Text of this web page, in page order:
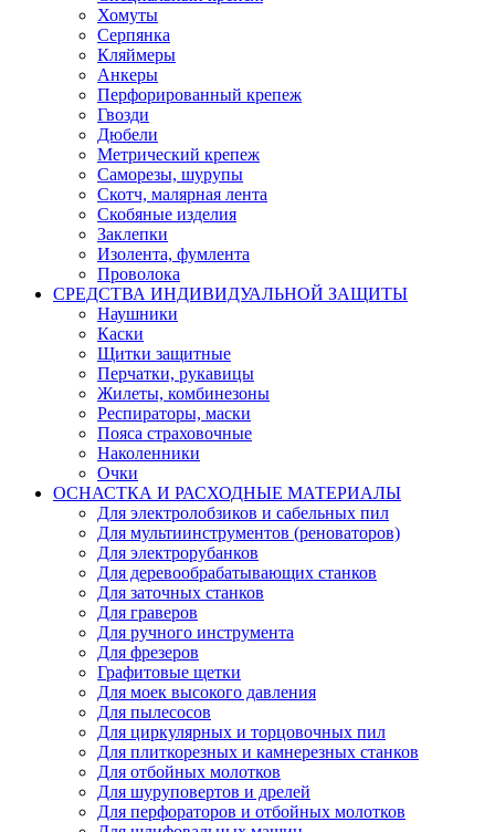
Хомуты
Серпянка
Кляймеры
Анкеры
Перфорированный крепеж
Гвозди
Дюбели
Метрический крепеж
Саморезы, шурупы
Скотч, малярная лента
Скобяные изделия
Заклепки
Изолента, фумлента
Проволока
СРЕДСТВА ИНДИВИДУАЛЬНОЙ ЗАЩИТЫ
Наушники
Каски
Щитки защитные
Перчатки, рукавицы
Жилеты, комбинезоны
Респираторы, маски
Пояса страховочные
Наколенники
Очки
ОСНАСТКА И РАСХОДНЫЕ МАТЕРИАЛЫ
Для электролобзиков и сабельных пил
Для мультиинструментов (реноваторов)
Для электрорубанков
Для деревообрабатывающих станков
Для заточных станков
Для граверов
Для ручного инструмента
Для фрезеров
Графитовые щетки
Для моек высокого давления
Для пылесосов
Для циркулярных и торцовочных пил
Для плиткорезных и камнерезных станков
Для отбойных молотков
Для шуруповертов и дрелей
Для перфораторов и отбойных молотков